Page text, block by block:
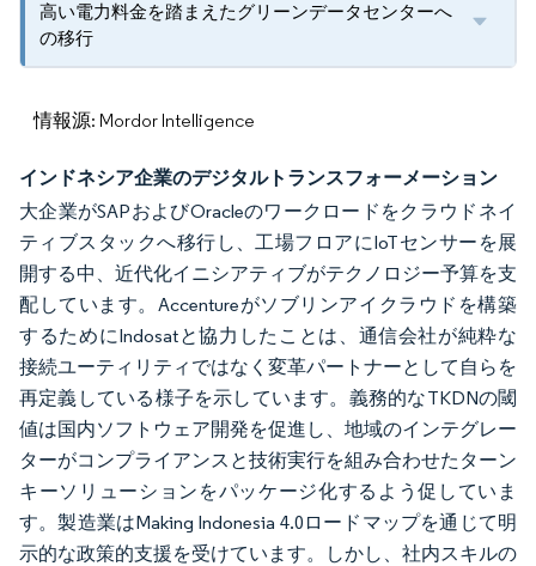
高い電力料金を踏まえたグリーンデータセンターへ
の移行
情報源: Mordor Intelligence
インドネシア企業のデジタルトランスフォーメーション
大企業がSAPおよびOracleのワークロードをクラウドネイ
ティブスタックへ移行し、工場フロアにIoTセンサーを展
開する中、近代化イニシアティブがテクノロジー予算を支
配しています。Accentureがソブリンアイクラウドを構築
するためにIndosatと協力したことは、通信会社が純粋な
接続ユーティリティではなく変革パートナーとして自らを
再定義している様子を示しています。義務的なTKDNの閾
値は国内ソフトウェア開発を促進し、地域のインテグレー
ターがコンプライアンスと技術実行を組み合わせたターン
キーソリューションをパッケージ化するよう促していま
す。製造業はMaking Indonesia 4.0ロードマップを通じて明
示的な政策的支援を受けています。しかし、社内スキルの